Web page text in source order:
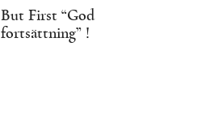
But First “God
fortsättning” !